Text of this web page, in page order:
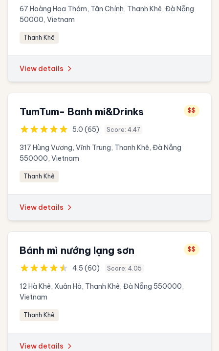
67 Hoàng Hoa Thám, Tân Chính, Thanh Khê, Đà Nẵng
50000, Vietnam
Thanh Khê
View details
TumTum- Banh mi&Drinks $$
5.0 (65) Score: 4.47
317 Hùng Vương, Vĩnh Trung, Thanh Khê, Đà Nẵng
550000, Vietnam
Thanh Khê
View details
Bánh mì nướng lạng sơn $$
4.5 (60) Score: 4.05
12 Hà Khê, Xuân Hà, Thanh Khê, Đà Nẵng 550000,
Vietnam
Thanh Khê
View details